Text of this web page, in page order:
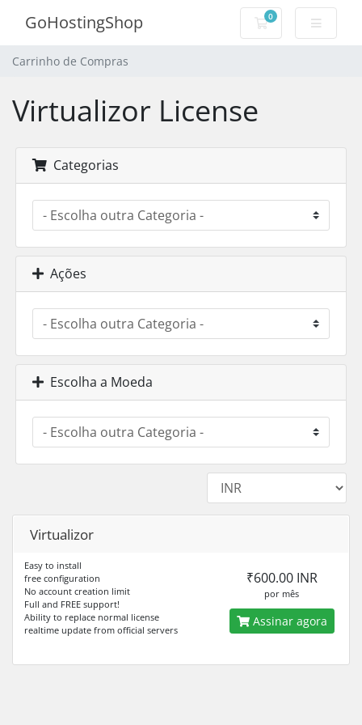
GoHostingShop 0
Carrinho de
Carrinho de Compras
Virtualizor License
Categorias
Ações
Escolha a Moeda
Virtualizor
Easy to install
free configuration
No account creation limit
Full and FREE support!
Ability to replace normal license
realtime update from official servers
₹600.00 INR
por mês
Assinar agora